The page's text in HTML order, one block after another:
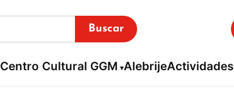
Buscar
Centro Cultural GGM AlebrijeActividades